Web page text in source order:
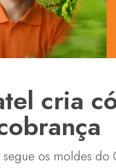
cria
os moldes do